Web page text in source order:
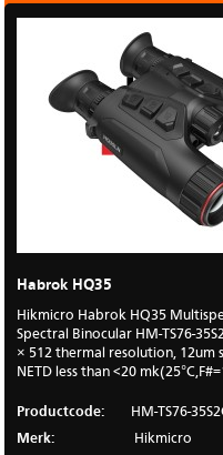
Habrok HQ35
Hikmicro Habrok HQ35
Spectral Binocular HM-TS76-
× 512 thermal resolution, 12um
NETD less than <20
Productcode:
HM-TS76-
Merk:
Hikmicro